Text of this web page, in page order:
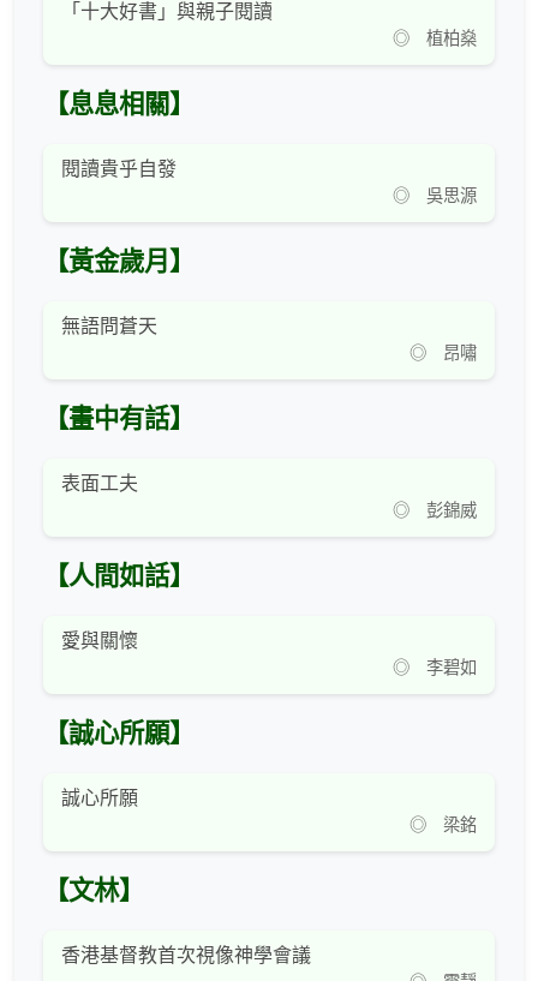
「十大好書」與親子閱讀
◎ 植柏燊
【息息相關】
閱讀貴乎自發
◎ 吳思源
【黃金歲月】
無語問蒼天
◎ 昂嘯
【畫中有話】
表面工夫
◎ 彭錦威
【人間如話】
愛與關懷
◎ 李碧如
【誠心所願】
誠心所願
◎ 梁銘
【文林】
香港基督教首次視像神學會議